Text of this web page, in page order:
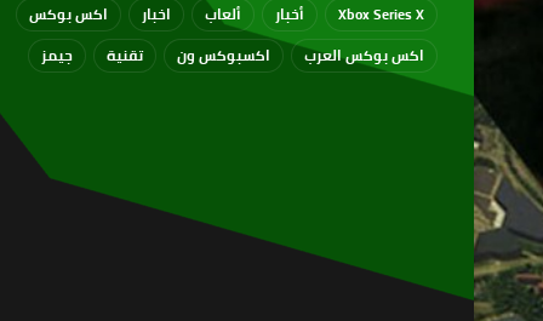
Xbox Series X أخبار ألعاب اخبار
اكس بوكس
اكس بوكس العرب
اكسبوكس ون تقنية جيمز